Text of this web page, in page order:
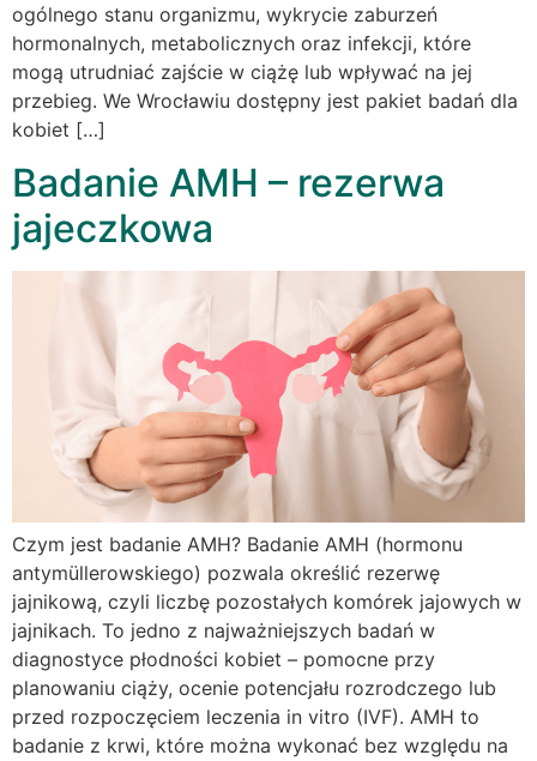
ogólnego stanu organizmu, wykrycie zaburzeń
hormonalnych, metabolicznych oraz infekcji, które
mogą utrudniać zajście w ciążę lub wpływać na jej
przebieg. We Wrocławiu dostępny jest pakiet badań dla
kobiet […]
Badanie AMH – rezerwa
jajeczkowa
Czym jest badanie AMH? Badanie AMH (hormonu
antymüllerowskiego) pozwala określić rezerwę
jajnikową, czyli liczbę pozostałych komórek jajowych w
jajnikach. To jedno z najważniejszych badań w
diagnostyce płodności kobiet – pomocne przy
planowaniu ciąży, ocenie potencjału rozrodczego lub
przed rozpoczęciem leczenia in vitro (IVF). AMH to
badanie z krwi, które można wykonać bez względu na